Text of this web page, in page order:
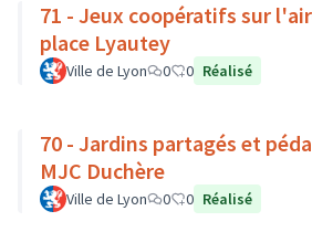
71 - Jeux coopératifs sur
place Lyautey
Ville de Lyon 0 0 Réalisé
70 - Jardins partagés et
MJC Duchère
Ville de Lyon 0 0 Réalisé